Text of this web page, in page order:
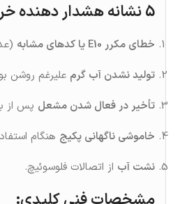
5 نشانه هشدار دهنده خرابی فلوسوئیچ
خطای مکرر E10 یا کدهای مشابه
تولید نشدن آب گرم علیرغم روشن
تأخیر در فعال‌ شدن مشعل پس از
خاموشی ناگهانی پکیج هنگام
نشت آب از اتصالات فلوسوئیچ.